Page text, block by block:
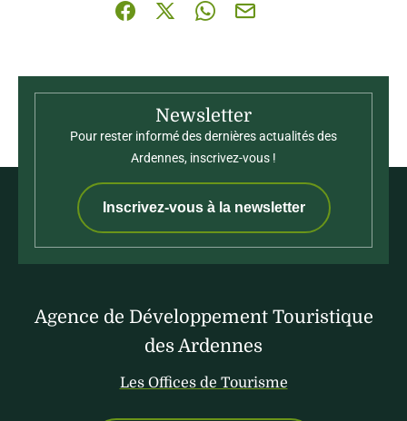
Partager sur Facebook (nouvelle fenêtre)
Partager sur X / Twitter (nouvelle
Partager sur WhatsApp
Partager par mail
Newsletter
Pour rester informé des dernières actualités des
Ardennes, inscrivez-vous !
Inscrivez-vous à la newsletter
Agence de Développement Touristique
des Ardennes
Les Offices de Tourisme